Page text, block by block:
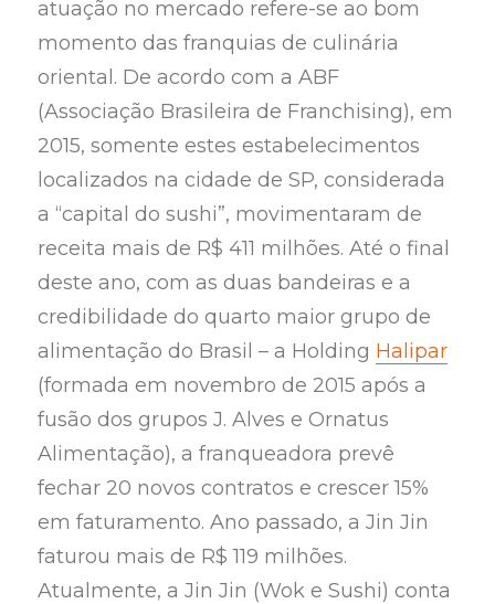
atuação no mercado refere-se ao bom
momento das franquias de culinária
oriental. De acordo com a ABF
(Associação Brasileira de Franchising), em
2015, somente estes estabelecimentos
localizados na cidade de SP, considerada
a “capital do sushi”, movimentaram de
receita mais de R$ 411 milhões. Até o final
deste ano, com as duas bandeiras e a
credibilidade do quarto maior grupo de
alimentação do Brasil – a Holding Halipar
(formada em novembro de 2015 após a
fusão dos grupos J. Alves e Ornatus
Alimentação), a franqueadora prevê
fechar 20 novos contratos e crescer 15%
em faturamento. Ano passado, a Jin Jin
faturou mais de R$ 119 milhões.
Atualmente, a Jin Jin (Wok e Sushi) conta